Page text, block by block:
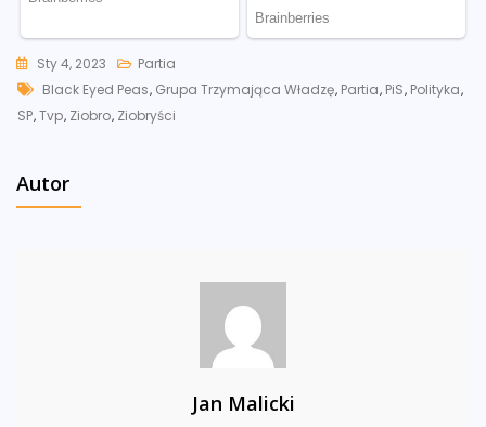
Sty 4, 2023
Partia
Tags
Black Eyed Peas, Grupa Trzymająca Władzę, Partia, PiS, Polityka,
SP,Tvp, Ziobro, Ziobryści
Autor
Jan Malicki